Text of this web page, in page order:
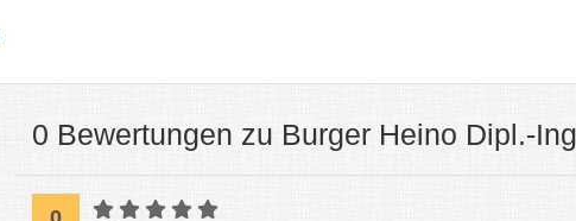
0 Bewertungen zu Burger Heino Dipl.-